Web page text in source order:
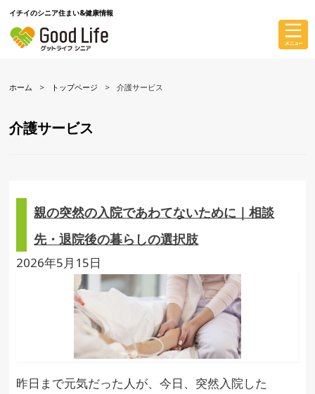
イチイのシニア住まい&健康情報
ホーム トップページ 介護サービス
介護サービス
親の突然の入院であわてないために｜相談
先・退院後の暮らしの選択肢
2026年5月15日
昨日まで元気だった人が、今日、突然入院した